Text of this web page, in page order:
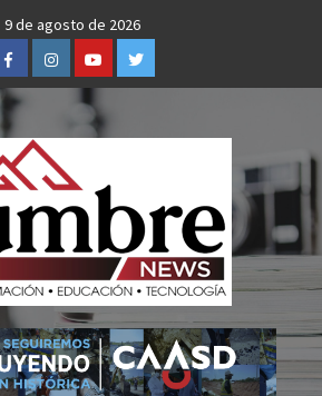
9 de agosto de 2026
FacebookInstagramYoutubeTwitter